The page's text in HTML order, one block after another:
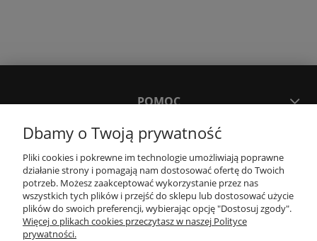
POMOC
MOJE KONTO
PŁATNOŚCI I DOSTAWA
Dbamy o Twoją prywatność
Pliki cookies i pokrewne im technologie umożliwiają poprawne
działanie strony i pomagają nam dostosować ofertę do Twoich
potrzeb. Możesz zaakceptować wykorzystanie przez nas
wszystkich tych plików i przejść do sklepu lub dostosować użycie
plików do swoich preferencji, wybierając opcję "Dostosuj zgody".
Więcej o plikach cookies przeczytasz w naszej Polityce
prywatności.